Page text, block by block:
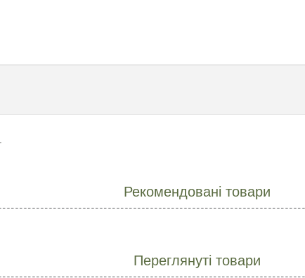
Рекомендовані товари
Переглянуті товари